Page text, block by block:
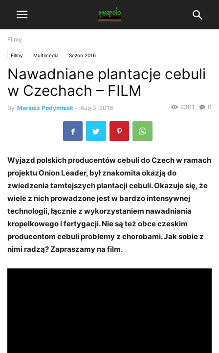
Filmy
Filmy Multimedia Sezon 2016
Nawadniane plantacje cebuli
w Czechach – FILM
By Mariusz Podymniak - Aug 3, 2016 0
2301
Wyjazd polskich producentów cebuli do Czech w ramach
projektu Onion Leader, był znakomita okazją do
zwiedzenia tamtejszych plantacji cebuli. Okazuje się, że
wiele z nich prowadzone jest w bardzo intensywnej
technologii, łącznie z wykorzystaniem nawadniania
kropelkowego i fertygacji. Nie są też obce czeskim
producentom cebuli problemy z chorobami. Jak sobie z
nimi radzą? Zapraszamy na film.